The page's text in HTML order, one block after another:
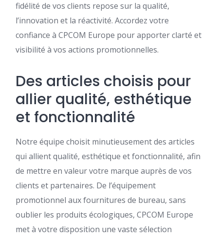
fidélité de vos clients repose sur la qualité,
l’innovation et la réactivité. Accordez votre
confiance à CPCOM Europe pour apporter clarté et
visibilité à vos actions promotionnelles.
Des articles choisis pour
allier qualité, esthétique
et fonctionnalité
Notre équipe choisit minutieusement des articles
qui allient qualité, esthétique et fonctionnalité, afin
de mettre en valeur votre marque auprès de vos
clients et partenaires. De l’équipement
promotionnel aux fournitures de bureau, sans
oublier les produits écologiques, CPCOM Europe
met à votre disposition une vaste sélection